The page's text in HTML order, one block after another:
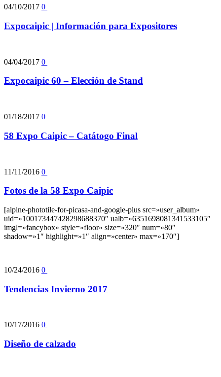
04/10/2017 0
Expocaipic | Información para Expositores
04/04/2017 0
Expocaipic 60 – Elección de Stand
01/18/2017 0
58 Expo Caipic – Catátogo Final
11/11/2016 0
Fotos de la 58 Expo Caipic
[alpine-phototile-for-picasa-and-google-plus src=»user_album»
uid=»100173447428298688370″ ualb=»6351698081341533105″
imgl=»fancybox» style=»floor» size=»320″ num=»80″
shadow=»1″ highlight=»1″ align=»center» max=»170″]
10/24/2016 0
Tendencias Invierno 2017
10/17/2016 0
Diseño de calzado